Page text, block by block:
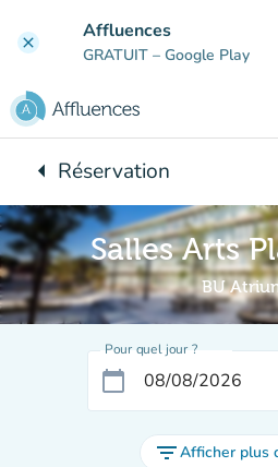
clear Affluences
GRATUIT – Google Play
arrow_leftRetour à :
Réservation
Salles Arts
BU
Pour quel jour ?
calendar_today
filter_listAfficher plus